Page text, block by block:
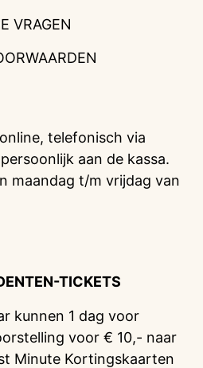
VRAGEN
telefonisch via
aan de kassa.
maandag t/m vrijdag van
TICKETS
kunnen 1 dag voor
voor € 10,- naar
Minute Kortingskaarten